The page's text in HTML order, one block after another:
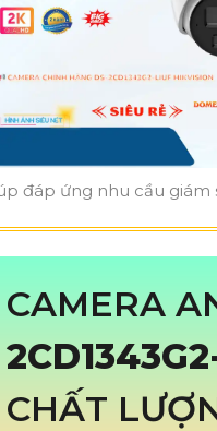
đáp ứng nhu cầu giám
CAMERA
CHẤT